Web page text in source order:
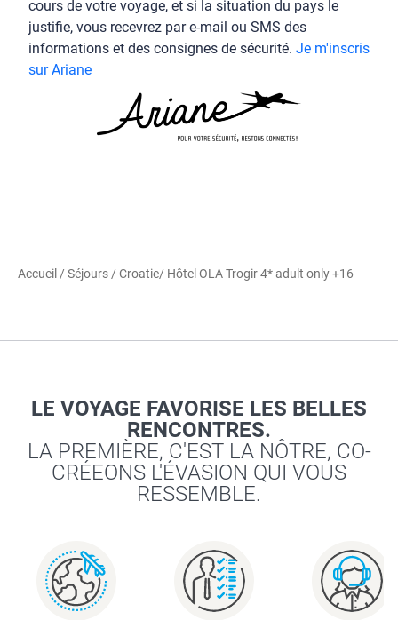
cours de votre voyage, et si la situation du pays le
justifie, vous recevrez par e-mail ou SMS des
informations et des consignes de sécurité. Je m'inscris
sur Ariane
Accueil /Séjours /Croatie/ Hôtel OLA Trogir 4* adult only +16
LE VOYAGE FAVORISE LES BELLES
RENCONTRES.
LA PREMIÈRE, C'EST LA NÔTRE, CO-
CRÉEONS L'ÉVASION QUI VOUS
RESSEMBLE.